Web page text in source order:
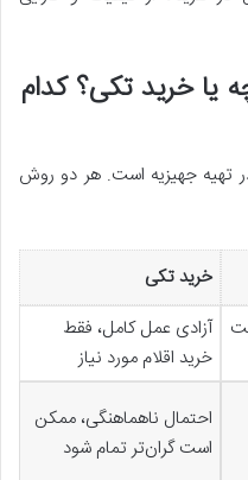
یا خرید تکی؟ کدام
تهیه جهیزیه است. هر دو روش
خرید تکی
آزادی عمل کامل، فقط
خرید اقلام مورد نیاز
احتمال ناهماهنگی، ممکن
است گران‌تر تمام شود